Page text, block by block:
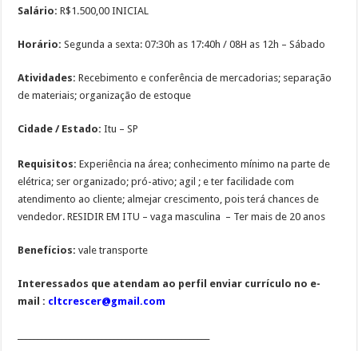
Salário:R$1.500,00 INICIAL
Horário:Segunda a sexta: 07:30h as 17:40h / 08H as 12h – Sábado
Atividades:Recebimento e conferência de mercadorias; separação
de materiais; organização de estoque
Cidade / Estado: Itu – SP
Requisitos:Experiência na área; conhecimento mínimo na parte de
elétrica; ser organizado; pró-ativo; agil ; e ter facilidade com
atendimento ao cliente; almejar crescimento, pois terá chances de
vendedor. RESIDIR EM ITU – vaga masculina – Ter mais de 20 anos
Benefícios:vale transporte
Interessados que atendam ao perfil enviar currículo no e-
mail : cltcrescer@gmail.com